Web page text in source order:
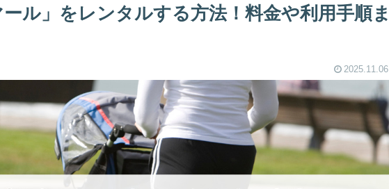
ル」をレンタルする方法！料金や利用手順ま
2025.11.06